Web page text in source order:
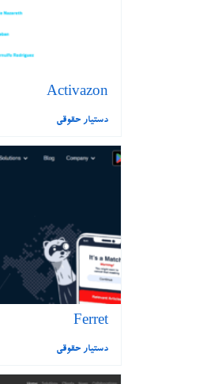
Activazon
دستیار حقوقی
Ferret
دستیار حقوقی